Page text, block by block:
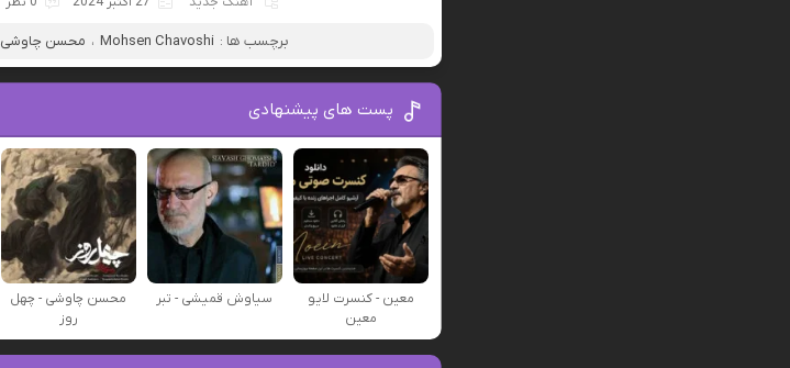
برچسب ها : Mohsen Chavoshi ، محسن چاوشی
پست های پیشنهادی
معین - کنسرت لایو
معین
سیاوش قمیشی - تبر
محسن چاوشی - چهل
روز